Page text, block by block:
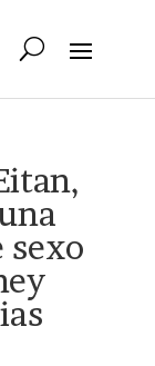
sexo